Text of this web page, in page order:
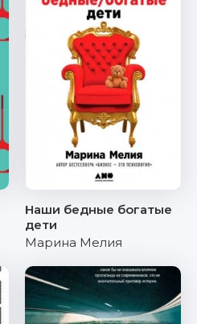
Наши бедные богатые
дети
Марина Мелия